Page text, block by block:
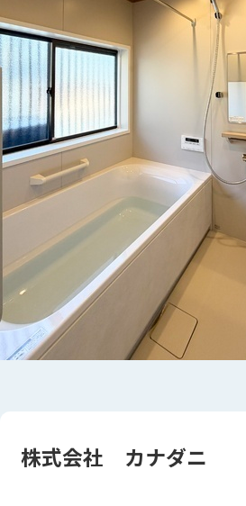
株式会社 カナダニ